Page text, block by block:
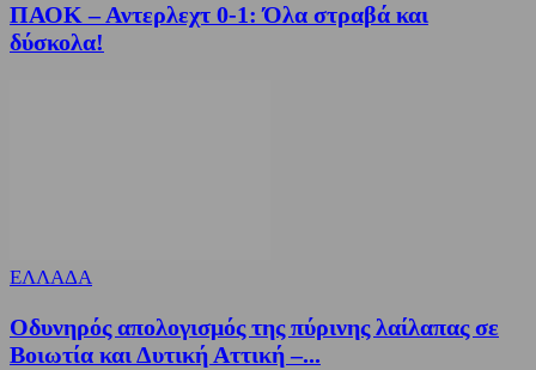
ΠΑΟΚ – Αντερλεχτ 0-1: Όλα στραβά και
δύσκολα!
ΕΛΛΑΔΑ
Οδυνηρός απολογισμός της πύρινης λαίλαπας σε
Βοιωτία και Δυτική Αττική –...